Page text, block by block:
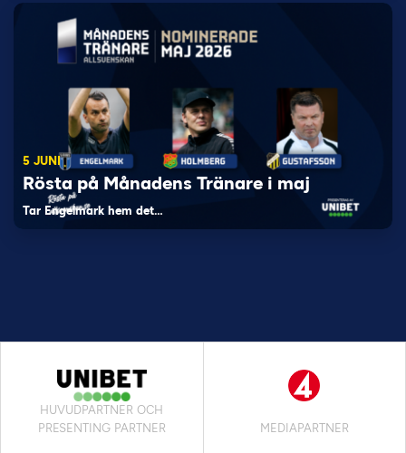
5 JUNI
Rösta på Månadens Tränare i maj
Tar Engelmark hem det…
HUVUDPARTNER OCH
PRESENTING PARTNER
MEDIAPARTNER